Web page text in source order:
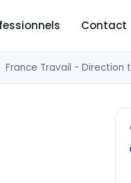
Contact
France Travail - Direction